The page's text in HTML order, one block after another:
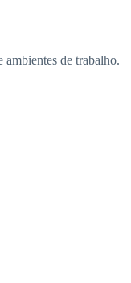
ambientes de trabalho.